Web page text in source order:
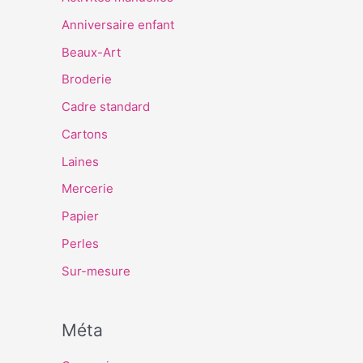
Anniversaire enfant
Beaux-Art
Broderie
Cadre standard
Cartons
Laines
Mercerie
Papier
Perles
Sur-mesure
Méta